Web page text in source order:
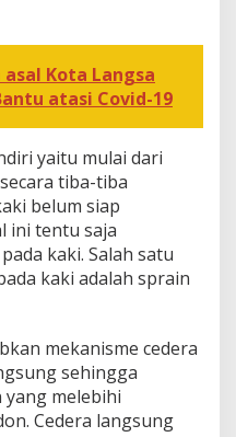
asal Kota Langsa
atasi Covid-19
yaitu mulai dari
tiba-tiba
belum siap
ini tentu saja
kaki. Salah satu
kaki adalah sprain
mekanisme cedera
sehingga
melebihi
Cedera langsung